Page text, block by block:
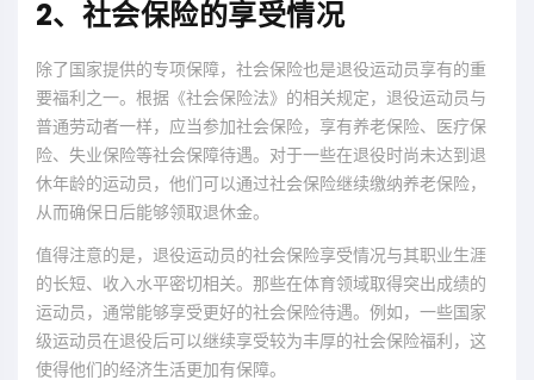
2、社会保险的享受情况
除了国家提供的专项保障，社会保险也是退役运动员享有的重
要福利之一。根据《社会保险法》的相关规定，退役运动员与
普通劳动者一样，应当参加社会保险，享有养老保险、医疗保
险、失业保险等社会保障待遇。对于一些在退役时尚未达到退
休年龄的运动员，他们可以通过社会保险继续缴纳养老保险，
从而确保日后能够领取退休金。
值得注意的是，退役运动员的社会保险享受情况与其职业生涯
的长短、收入水平密切相关。那些在体育领域取得突出成绩的
运动员，通常能够享受更好的社会保险待遇。例如，一些国家
级运动员在退役后可以继续享受较为丰厚的社会保险福利，这
使得他们的经济生活更加有保障。